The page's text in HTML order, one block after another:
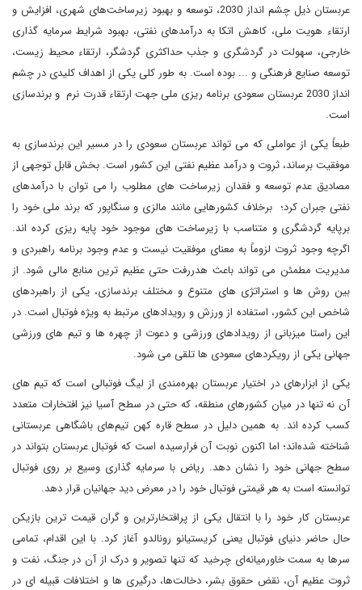
عربستان ذیل چشم انداز 2030، توسعه و بهبود زیرساخت‌های شهری، افزایش و
ارتقاء هویت ملی، کاهش اتکا به درآمدهای نفتی، بهبود شرایط سرمایه گذاری
خارجی، سهولت در گردشگری و جذب حداکثری گردشگر، ارتقاء محیط زیست،
توسعه صنایع فرهنگی و ... بوده است. به طور کلی یکی از اهداف کلیدی در چشم
انداز 2030 عربستان سعودی برنامه ریزی ملی جهت ارتقاء قدرت نرم و برندسازی
است.
طبعاً یکی از عواملی که می تواند عربستان سعودی را در مسیر این برندسازی به
موفقیت برساند، ثروت و درآمد عظیم نفتی این کشور است. بخش قابل توجهی از
مصادیق عدم توسعه و فقدان زیرساخت های مطلوب را می توان با درآمدهای
نفتی جبران کرد؛ برخلاف کشورهایی مانند مالزی و سنگاپور که برند ملی خود را
برپایه گردشگری و متناسب با زیرساخت های موجود خود پایه ریزی کرده اند.
اگرچه وجود ثروت لزوماً به معنای موفقیت نیست و عدم وجود برنامه راهبردی و
مدیریت مطمئن می تواند باعث هدررفت حتی عظیم ترین منابع مالی شود. از
بین روش ها و استراتژی های متنوع و مختلف برندسازی، یکی از راهبردهای
شاخص این کشور، استفاده از ورزش و رویدادهای مرتبط به ویژه فوتبال است. در
این راستا میزبانی از رویدادهای ورزشی و دعوت از چهره ها و تیم های ورزشی
جهانی یکی از رویکردهای سعودی ها تلقی می شود.
یکی از ابزارهای در اختیار عربستان بهره‌مندی از لیگ فوتبالی است که تیم های
آن نه تنها در میان کشورهای منطقه، که حتی در سطح آسیا نیز افتخارات متعدد
کسب کرده اند. به همین دلیل در سطح قاره کهن تیم‌های باشگاهی عربستانی
شناخته شده‌اند؛ اما اکنون نوبت آن فرارسیده است که فوتبال عربستان بتواند در
سطح جهانی خود را نشان دهد. ریاض با سرمایه گذاری وسیع بر روی فوتبال
توانسته است به هر قیمتی فوتبال خود را در معرض دید جهانیان قرار دهد.
عربستان کار خود را با انتقال یکی از پرافتخارترین و گران قیمت ترین بازیکن
حال حاضر دنیای فوتبال یعنی کریستیانو رونالدو آغاز کرد. با این اقدام، تمامی
سرها به سمت خاورمیانه‌ای چرخید که تنها تصویر و درک از آن در جنگ، نفت و
ثروت عظیم آن، نقض حقوق بشر، دخالت‌ها، درگیری ها و اختلافات قبیله ای در